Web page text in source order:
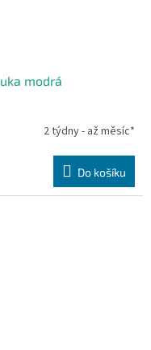
modrá
2 týdny - až měsíc*
Do košíku